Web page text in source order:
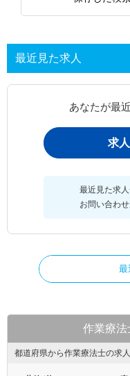
最近見た求人
あなたが最
求
最近見た求人
お問い合わせ
最
作業療法
都道府県から作業療法士の求